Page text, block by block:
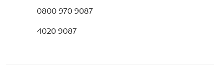
0800 970 9087
4020 9087